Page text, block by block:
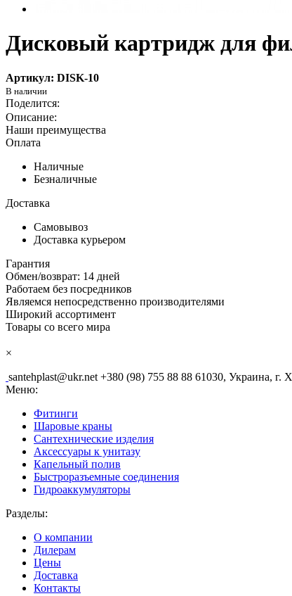
Дисковый картридж для
Артикул: DISK-10
Наши преимущества
Оплата
Наличные
Безналичные
Доставка
Самовывоз
Доставка курьером
Гарантия
Обмен/возврат: 14 дней
Работаем без посредников
Являемся непосредственно производителями
Широкий ассортимент
Товары со всего мира
×
santehplast@ukr.net +380 (98) 755 88 88 61030, Украина, г.
Меню:
Фитинги
Шаровые краны
Сантехнические изделия
Аксессуары к унитазу
Капельный полив
Быстроразъемные соединения
Гидроаккумуляторы
Разделы:
О компании
Дилерам
Цены
Доставка
Контакты